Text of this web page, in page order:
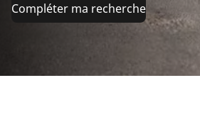
Compléter ma recherche